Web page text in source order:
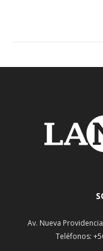
Av. Nueva
Teléfonos: